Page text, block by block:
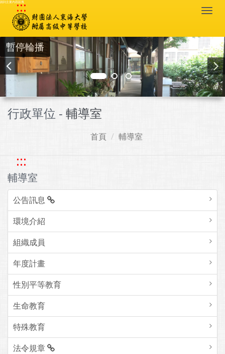
跳到主要內容區塊
:::
暫停輪播
行政單位 - 輔導室
首頁 輔導室
:::
輔導室
公告訊息
環境介紹
組織成員
年度計畫
性別平等教育
生命教育
特殊教育
法令規章